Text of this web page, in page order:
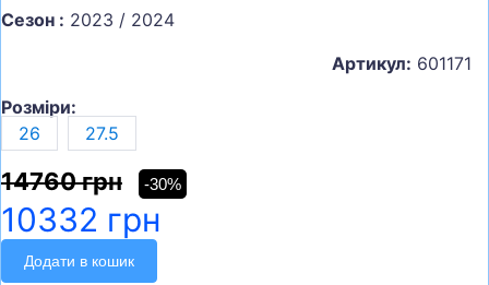
Сезон : 2023 / 2024
Артикул: 601171
Розміри:
26
27.5
14760 грн -30%
10332 грн
Додати в кошик